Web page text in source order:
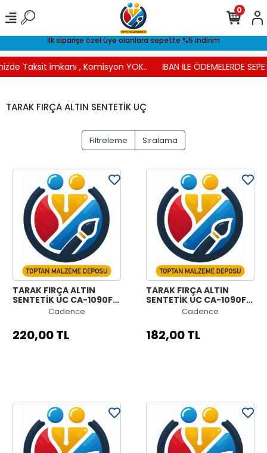
İlk siparişe özel üye olanlara sepette %5 indirim
Taksit imkanı , Komisyon YOK.. İBAN İLE ÖDEMELERDE
0
TARAK FIRÇA ALTIN SENTETİK UÇ
Filtreleme Sıralama
TARAK FIRÇA ALTIN
SENTETİK UÇ CA-1090F
Cadence
220,00 TL
TARAK FIRÇA ALTIN
SENTETİK UÇ CA-1090F
Cadence
182,00 TL